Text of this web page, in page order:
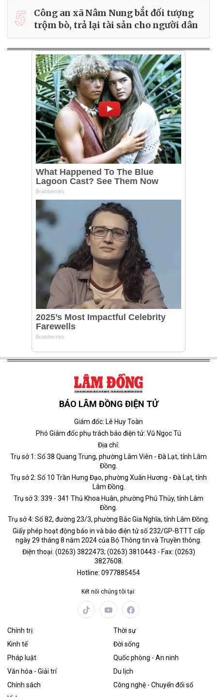
5
Công an xã Nâm Nung bắt đối tượng
trộm bò, trả lại tài sản cho người dân
BÁO LÂM ĐỒNG ĐIỆN TỬ
Giám đốc: Lê Huy Toàn
Phó Giám đốc phụ trách báo điện tử: Vũ Ngọc Tú
Địa chỉ:
Trụ sở 1: Số 38 Quang Trung, phường Lâm Viên - Đà Lạt, tỉnh Lâm
Đồng.
Trụ sở 2: Số 10 Trần Hưng Đạo, phường Xuân Hương - Đà Lạt, tỉnh
Lâm Đồng.
Trụ sở 3: 339 - 341 Thủ Khoa Huân, phường Phú Thủy, tỉnh Lâm
Đồng.
Trụ sở 4: Số 82, đường 23/3, phường Bắc Gia Nghĩa, tỉnh Lâm Đồng.
Giấy phép hoạt động báo in và báo điện tử số 232/GP-BTTT cấp
ngày 29 tháng 8 năm 2024 của Bộ Thông tin và Truyền thông.
Điện thoại: (0263) 3822473; (0263) 3810443 - Fax: (0263)
3827608.
Hotline: 0977885454
Kết nối chúng tôi tại:
Chính trị
Thời sự
Kinh tế
Đời sống
Pháp luật
Quốc phòng - An ninh
Văn hóa - Giải trí
Du lịch
Chính sách
Công nghệ - Chuyển đổi số